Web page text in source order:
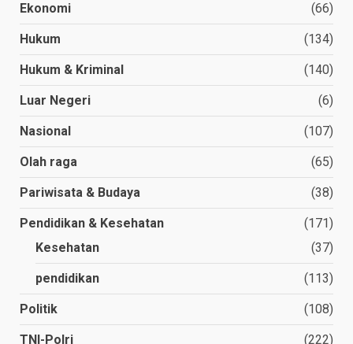
Ekonomi (66)
Hukum (134)
Hukum & Kriminal (140)
Luar Negeri (6)
Nasional (107)
Olah raga (65)
Pariwisata & Budaya (38)
Pendidikan & Kesehatan
(171)
Kesehatan
(37)
pendidikan (113)
Politik (108)
TNI-Polri (222)